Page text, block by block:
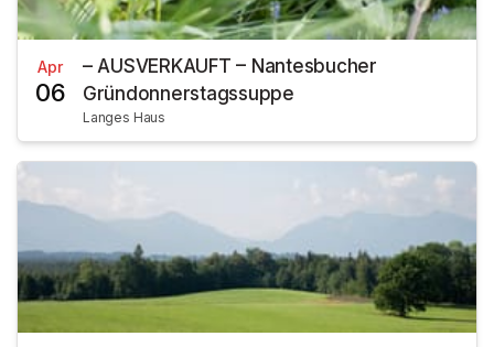
Apr
06
– AUSVERKAUFT – Nantesbucher
Gründonnerstagssuppe
Langes Haus